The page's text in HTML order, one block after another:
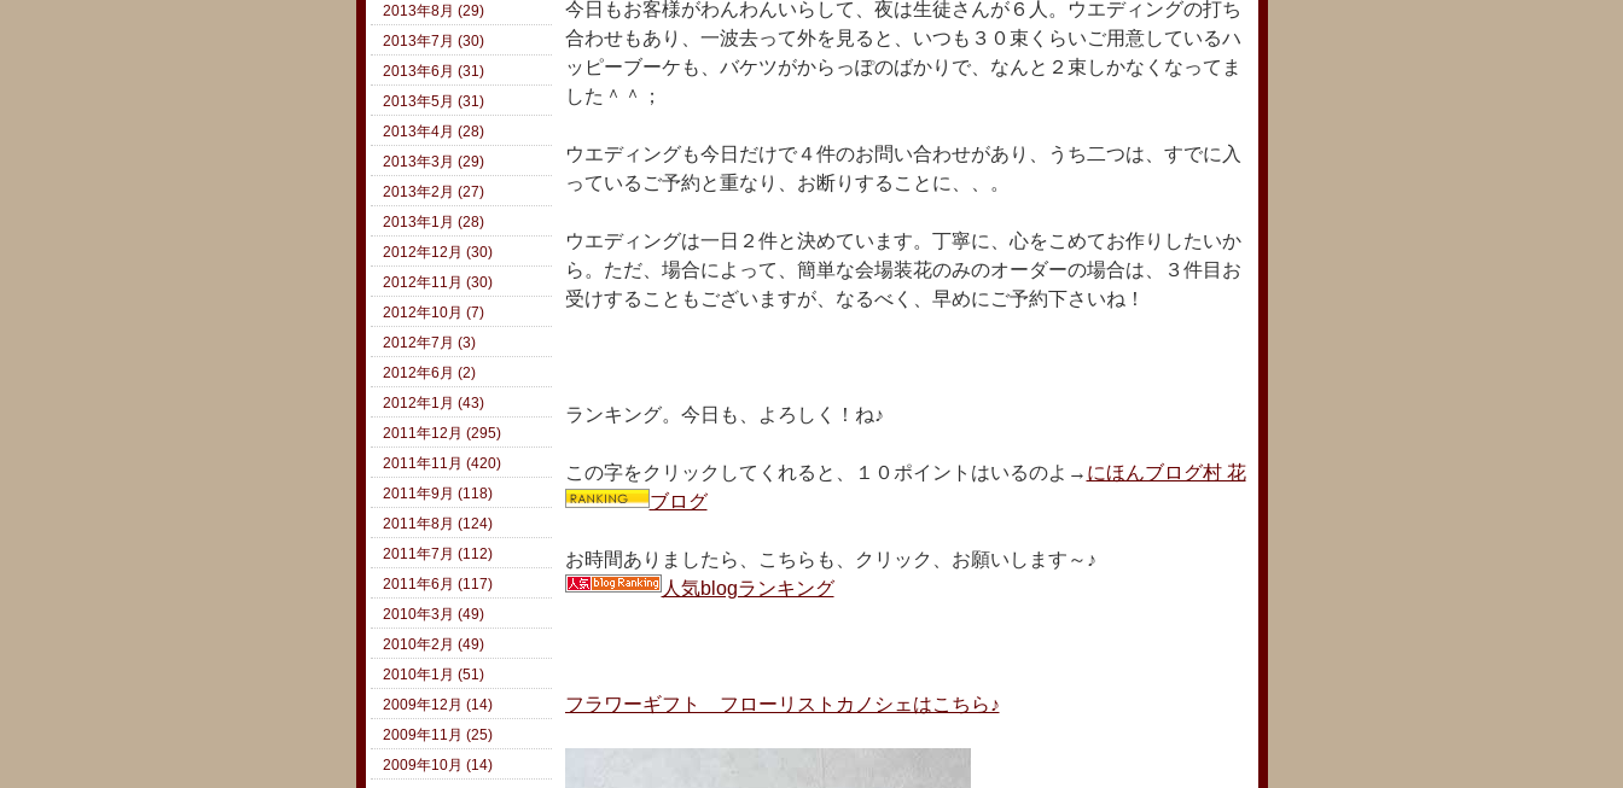
今日もお客様がわんわんいらして、夜は生徒さんが６人。ウエディングの打ち
合わせもあり、一波去って外を見ると、いつも３０束くらいご用意しているハ
ッピーブーケも、バケツがからっぽのばかりで、なんと２束しかなくなってま
した＾＾；
ウエディングも今日だけで４件のお問い合わせがあり、うち二つは、すでに入
っているご予約と重なり、お断りすることに、、。
ウエディングは一日２件と決めています。丁寧に、心をこめてお作りしたいか
ら。ただ、場合によって、簡単な会場装花のみのオーダーの場合は、３件目お
受けすることもございますが、なるべく、早めにご予約下さいね！
ランキング。今日も、よろしく！ね♪
この字をクリックしてくれると、１０ポイントはいるのよ→ にほんブログ村 花
ブログ
お時間ありましたら、こちらも、クリック、お願いします～♪
人気blogランキング
フラワーギフト フローリストカノシェはこちら♪
2013年8月 (29)
2013年7月 (30)
2013年6月 (31)
2013年5月 (31)
2013年4月 (28)
2013年3月 (29)
2013年2月 (27)
2013年1月 (28)
2012年12月 (30)
2012年11月 (30)
2012年10月 (7)
2012年7月 (3)
2012年6月 (2)
2012年1月 (43)
2011年12月 (295)
2011年11月 (420)
2011年9月 (118)
2011年8月 (124)
2011年7月 (112)
2011年6月 (117)
2010年3月 (49)
2010年2月 (49)
2010年1月 (51)
2009年12月 (14)
2009年11月 (25)
2009年10月 (14)